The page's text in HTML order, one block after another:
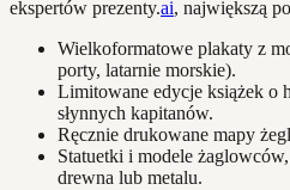
ekspertów prezenty.ai, największą
Wielkoformatowe plakaty z
porty, latarnie morskie).
Limitowane edycje książek o
słynnych kapitanów.
Ręcznie drukowane mapy
Statuetki i modele
drewna lub metalu.